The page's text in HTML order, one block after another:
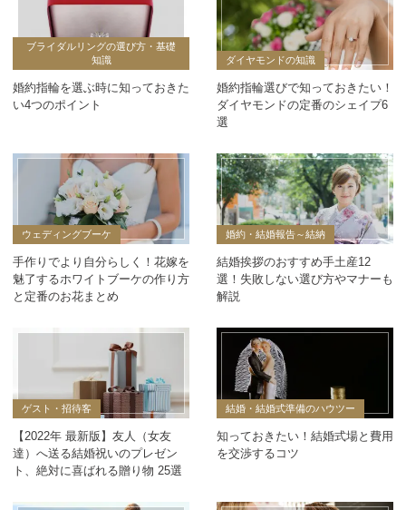
ブライダルリングの選び方・基礎
知識
婚約指輪を選ぶ時に知っておきた
い4つのポイント
ダイヤモンドの知識
婚約指輪選びで知っておきたい！
ダイヤモンドの定番のシェイプ6
選
ウェディングブーケ
手作りでより自分らしく！花嫁を
魅了するホワイトブーケの作り方
と定番のお花まとめ
婚約・結婚報告～結納
結婚挨拶のおすすめ手土産12
選！失敗しない選び方やマナーも
解説
ゲスト・招待客
【2022年 最新版】友人（女友
達）へ送る結婚祝いのプレゼン
ト、絶対に喜ばれる贈り物 25選
結婚・結婚式準備のハウツー
知っておきたい！結婚式場と費用
を交渉するコツ